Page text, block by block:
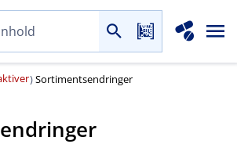
)Sortimentsendringer